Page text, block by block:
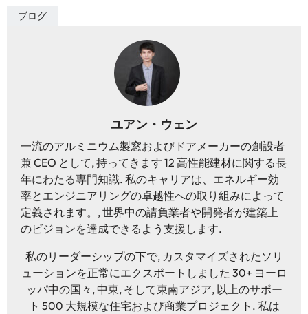
ブログ
ユアン・ウェン
一流のアルミニウム製窓およびドアメーカーの創設者
兼 CEO として, 持ってきます 12 高性能建材に関する長
年にわたる専門知識. 私のキャリアは、エネルギー効
率とエンジニアリングの卓越性への取り組みによって
定義されます。, 世界中の請負業者や開発者が建築上
のビジョンを達成できるよう支援します.
私のリーダーシップの下で, カスタマイズされたソリ
ューションを正常にエクスポートしました 30+ ヨーロ
ッパ中の国々, 中東, そして東南アジア, 以上のサポー
ト 500 大規模な住宅および商業プロジェクト. 私は